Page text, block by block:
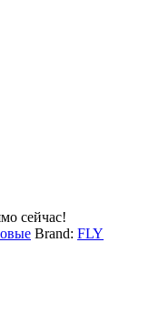
сейчас!
Brand: FLY